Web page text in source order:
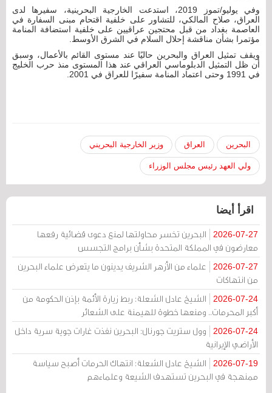
وفي يوليو/تموز 2019، استدعت الخارجية البحرينية، سفيرها لدى
العراق، صلاح المالكي، للتشاور على خلفية اقتحام مبنى السفارة في
العاصمة بغداد من قبل محتجين عراقيين على خلفية استضافة المنامة
مؤتمرا بشأن مناقشة إحلال السلام في الشرق الأوسط.
ويقف تمثيل العراق والبحرين حاليًا عند مستوى القائم بالأعمال، وسبق
أن ظل التمثيل الدبلوماسي العراقي عند هذا المستوى منذ حرب الخليج
في 1991 وحتى اعتماد المنامة سفيرًا للعراق في 2001.
البحرين العراق وزير الخارجية البحريني
ولي العهد رئيس مجلس الوزراء
اقرأ أيضا
2026-07-27
البحرين تخسر محاولتها لمنع دعوى قضائية رفعها
معارضون في المملكة المتحدة بشأن برامج التجسس
2026-07-27
علماء من الأزهر الشريف يدينون ما يتعرض علماء البحرين
من انتهاكات
2026-07-24
الشيخ عادل الشعلة: ربط زيارة الأئمة بإذن الحكومة من
أكبر المحرمات.. ومنعها خطوة للهيمنة على الشعائر
2026-07-24
وول ستريت جورنال: البحرين نفذت غارات جوية سرية داخل
الأراضي الإيرانية
2026-07-19
الشيخ عادل الشعلة: انتهاك الحرمات أصبح سياسة
ممنهجة في البحرين تستهدف الشيعة وعلماءهم